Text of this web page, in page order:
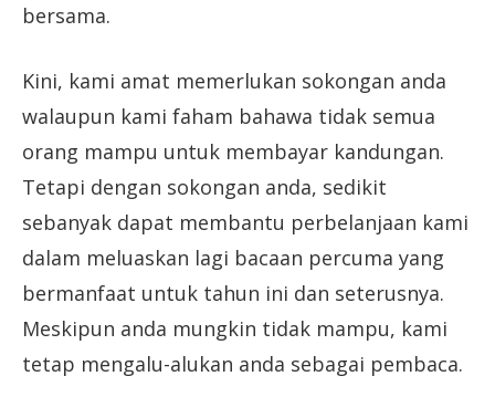
bersama.
Kini, kami amat memerlukan sokongan anda
walaupun kami faham bahawa tidak semua
orang mampu untuk membayar kandungan.
Tetapi dengan sokongan anda, sedikit
sebanyak dapat membantu perbelanjaan kami
dalam meluaskan lagi bacaan percuma yang
bermanfaat untuk tahun ini dan seterusnya.
Meskipun anda mungkin tidak mampu, kami
tetap mengalu-alukan anda sebagai pembaca.